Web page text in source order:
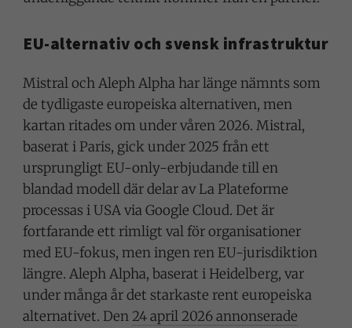
EU-alternativ och svensk infrastruktur
Mistral och Aleph Alpha har länge nämnts som
de tydligaste europeiska alternativen, men
kartan ritades om under våren 2026. Mistral,
baserat i Paris, gick under 2025 från ett
ursprungligt EU-only-erbjudande till en
blandad modell där delar av La Plateforme
processas i USA via Google Cloud. Det är
fortfarande ett rimligt val för organisationer
med EU-fokus, men ingen ren EU-jurisdiktion
längre. Aleph Alpha, baserat i Heidelberg, var
under många år det starkaste rent europeiska
alternativet. Den24 april 2026 annonserade